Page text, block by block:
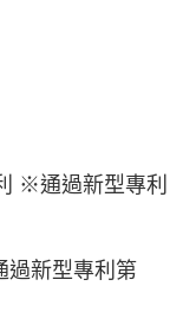
※通過新型專利
新型專利第